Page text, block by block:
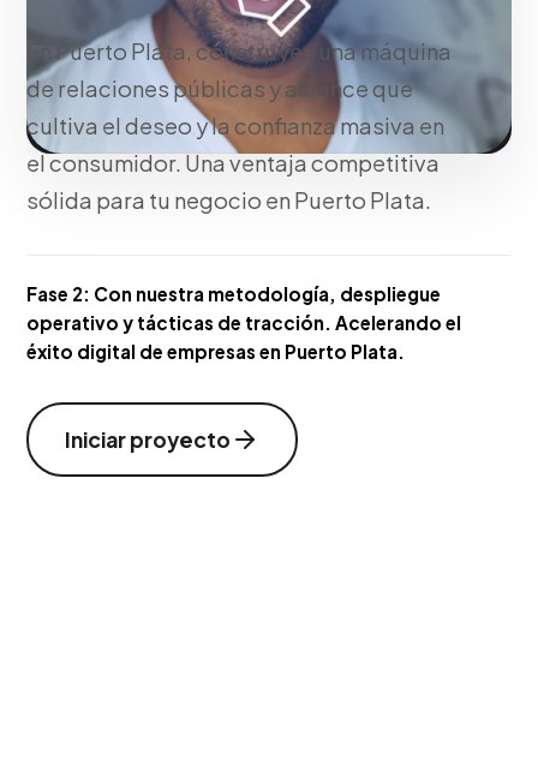
En Puerto Plata, construyes una máquina
de relaciones públicas y alcance que
cultiva el deseo y la confianza masiva en
el consumidor. Una ventaja competitiva
sólida para tu negocio en Puerto Plata.
Fase 2: Con nuestra metodología, despliegue
operativo y tácticas de tracción. Acelerando el
éxito digital de empresas en Puerto Plata.
Iniciar proyecto